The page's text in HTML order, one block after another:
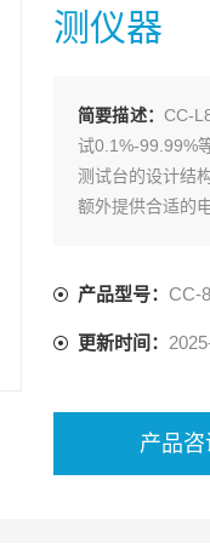
测仪器
简要描述：CC-
试0.1%-99.99%
测试台的设计结
额外提供合适的
参考标准：
GB 2626-2006
GB/T 32610-20
产品型号： CC-
更新时间：
产品咨